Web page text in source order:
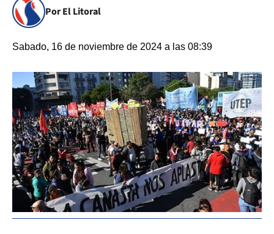
Por El Litoral
Sabado, 16 de noviembre de 2024 a las 08:39